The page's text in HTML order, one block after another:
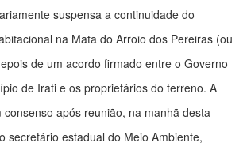
suspensa a continuidade do
na Mata do Arroio dos Pereiras (ou
de um acordo firmado entre o Governo
de Irati e os proprietários do terreno. A
após reunião, na manhã desta
secretário estadual do Meio Ambiente,